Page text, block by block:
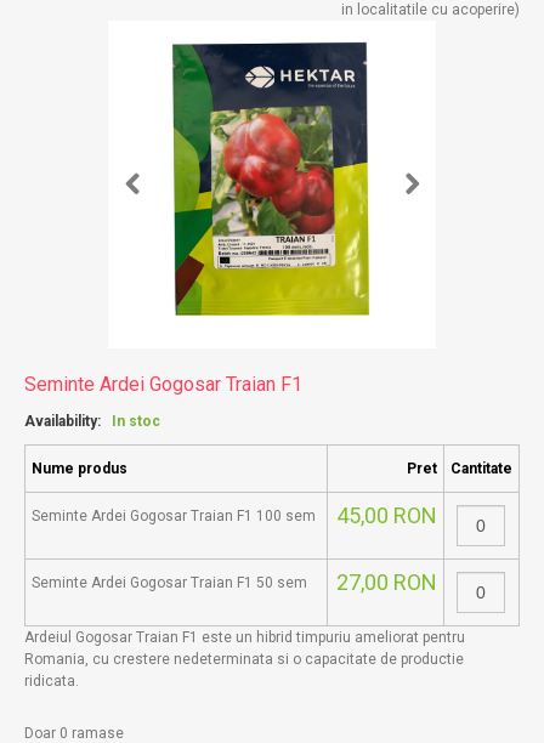
in localitatile cu acoperire)
Seminte Ardei Gogosar Traian F1
Availability: In stoc
Nume produs Pret Cantitate
Seminte Ardei Gogosar Traian F1 100 sem 45,00 RON
Seminte Ardei Gogosar Traian F1 50 sem 27,00 RON
Ardeiul Gogosar Traian F1 este un hibrid timpuriu ameliorat pentru
Romania, cu crestere nedeterminata si o capacitate de productie
ridicata.
Doar 0 ramase